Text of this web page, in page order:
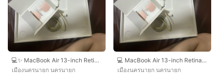
💻✨ MacBook Air 13-inch Retina ปี 2019 สี Rose
เมืองนครนายก นครนายก
💻 MacBook Air 13-inch Retina 2019 สี Rose Gold 🌹
เมืองนครนายก นครนายก